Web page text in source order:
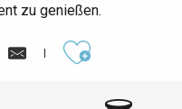
zu genießen.